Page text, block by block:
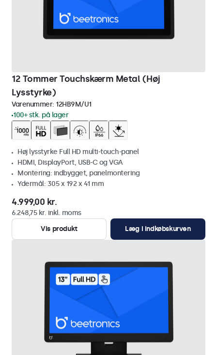
12 Tommer Touchskærm Metal (Høj
Lysstyrke)
Varenummer: 12HB9M/U1
100+ stk. på lager
Høj lysstyrke Full HD multi-touch-panel
HDMI, DisplayPort, USB-C og VGA
Montering: indbygget, panelmontering
Ydermål: 305 x 192 x 41 mm
4.999,00 kr.
6.248,75 kr. inkl. moms
Vis produkt
Læg i indkøbskurven